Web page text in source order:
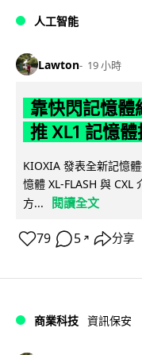
人工智能
Lawton 19 小時
靠快閃記憶體
推 XL1 記憶
KIOXIA 發表全新記憶
憶體 XL-FLASH 與
方...
閱讀全文
79 5 ↗ 分享
商業科技 資訊保安